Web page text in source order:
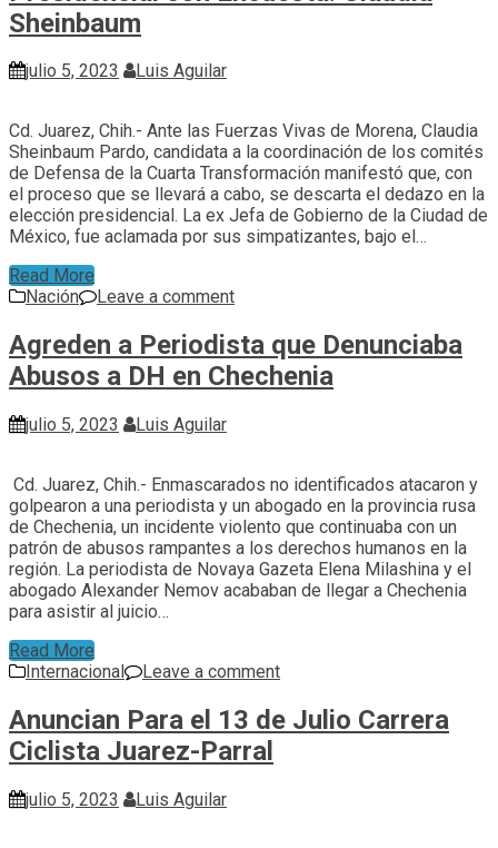
Sheinbaum
julio 5, 2023 Luis Aguilar
Cd. Juarez, Chih.- Ante las Fuerzas Vivas de Morena, Claudia
Sheinbaum Pardo, candidata a la coordinación de los comités
de Defensa de la Cuarta Transformación manifestó que, con
el proceso que se llevará a cabo, se descarta el dedazo en la
elección presidencial. La ex Jefa de Gobierno de la Ciudad de
México, fue aclamada por sus simpatizantes, bajo el…
Read More
Nación
Leave a comment
Agreden a Periodista que Denunciaba
Abusos a DH en Chechenia
julio 5, 2023 Luis Aguilar
Cd. Juarez, Chih.- Enmascarados no identificados atacaron y
golpearon a una periodista y un abogado en la provincia rusa
de Chechenia, un incidente violento que continuaba con un
patrón de abusos rampantes a los derechos humanos en la
región. La periodista de Novaya Gazeta Elena Milashina y el
abogado Alexander Nemov acababan de llegar a Chechenia
para asistir al juicio…
Read More
Internacional
Leave a comment
Anuncian Para el 13 de Julio Carrera
Ciclista Juarez-Parral
julio 5, 2023 Luis Aguilar